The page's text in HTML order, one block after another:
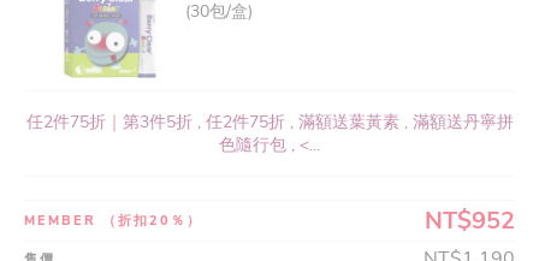
(30包/盒)
任2件75折｜第3件5折 , 任2件75折 , 滿額送葉黃素 , 滿額送丹寧拼
色隨行包 , <...
MEMBER （折扣20％） NT$952